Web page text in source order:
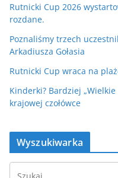
Rutnicki Cup 2026
rozdane.
Poznaliśmy trzech
Arkadiusza Gołasia
Rutnicki Cup wraca na
Kinderki? Bardziej
krajowej czołówce
Wyszukiwarka